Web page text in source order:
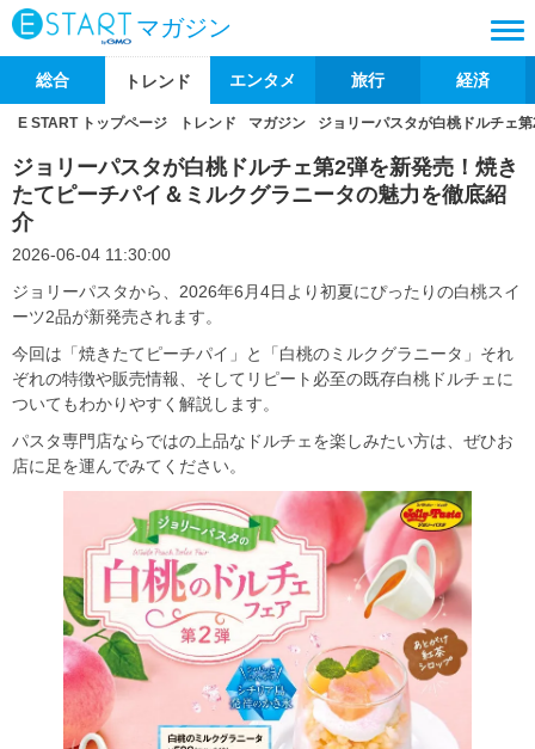
マガジン
総合 トレンド エンタメ 旅行 経済
E START トップページ トレンド マガジン ジョリーパスタが白桃ドルチェ
ジョリーパスタが白桃ドルチェ第2弾を新発売！焼き
たてピーチパイ＆ミルクグラニータの魅力を徹底紹
介
2026-06-04 11:30:00
ジョリーパスタから、2026年6月4日より初夏にぴったりの白桃スイ
ーツ2品が新発売されます。
今回は「焼きたてピーチパイ」と「白桃のミルクグラニータ」それ
ぞれの特徴や販売情報、そしてリピート必至の既存白桃ドルチェに
ついてもわかりやすく解説します。
パスタ専門店ならではの上品なドルチェを楽しみたい方は、ぜひお
店に足を運んでみてください。